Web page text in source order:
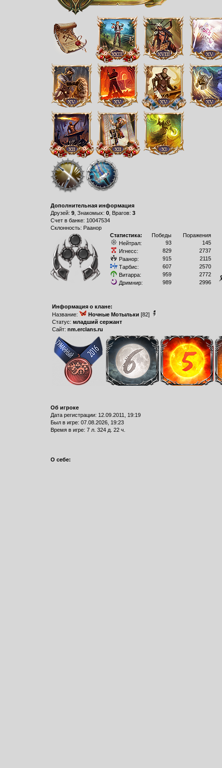
Дополнительная информация
Друзей: 9, Знакомых: 0, Врагов: 3
Счет в банке: 10047534
Склонность: Раанор
Статистика:
Победы
Поражения
Нейтрал:
93
145
Игнесс:
829
2737
Раанор:
915
2115
Тарбис:
607
2570
Витарра:
959
2772
Дримнир:
989 2996
Информация о клане:
Название:
Ночные Мотыльки [82]
Статус: младший сержант
Сайт: nm.erclans.ru
Об игроке
Дата регистрации: 12.09.2011, 19:19
Был в игре: 07.08.2026, 19:23
Время в игре: 7 л. 324 д. 22 ч.
О себе: